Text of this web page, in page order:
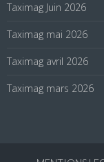
Taximag Juin 2026
Taximag mai 2026
Taximag avril 2026
Taximag mars 2026